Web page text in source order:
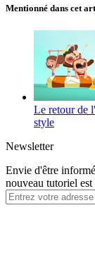
Mentionné dans cet
Le retour de
style
Newsletter
Envie d'être
nouveau tutoriel